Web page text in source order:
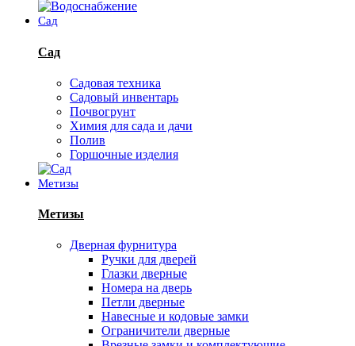
Сад
Сад
Садовая техника
Садовый инвентарь
Почвогрунт
Химия для сада и дачи
Полив
Горшочные изделия
Метизы
Метизы
Дверная фурнитура
Ручки для дверей
Глазки дверные
Номера на дверь
Петли дверные
Навесные и кодовые замки
Ограничители дверные